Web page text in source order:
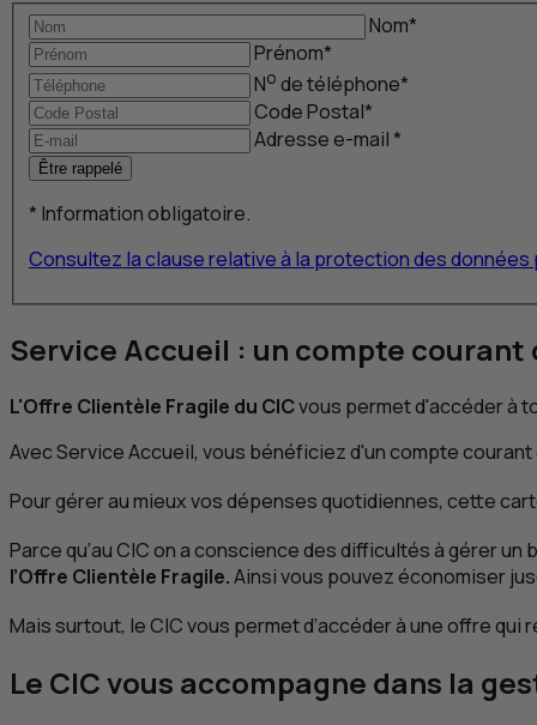
Nom*
Prénom*
No de téléphone*
Code Postal*
Adressee-mail*
Être rappelé
* Information obligatoire.
Consultez la clause relative à la protection des
Service Accueil : un compte
L'Offre Clientèle Fragile du CICvous permet d'accéder à
Avec Service Accueil, vous bénéficiez d'un compte
Pour gérer au mieux vos dépenses quotidiennes, cette
Parce qu’auCICon a conscience des difficultés à gérer un
l’Offre Clientèle Fragile.Ainsi vous pouvez économiser
Mais surtout, leCICvous permet d’accéder à une offre qui
Le CICvous accompagne dans la